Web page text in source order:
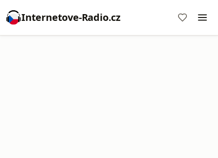
Internetove-Radio.cz